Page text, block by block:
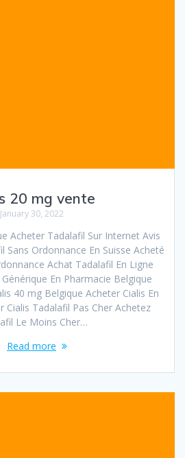
20 mg vente
January 30, 2022
Acheter Tadalafil Sur Internet Avis
Sans Ordonnance En Suisse Acheté
Achat Tadalafil En Ligne
En Pharmacie Belgique
40 mg Belgique Acheter Cialis En
Cialis Tadalafil Pas Cher Achetez
Le Moins Cher…
Read more